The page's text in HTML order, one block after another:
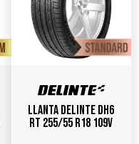
Llanta DELINTE DH6
RT 255/55 R18 109V